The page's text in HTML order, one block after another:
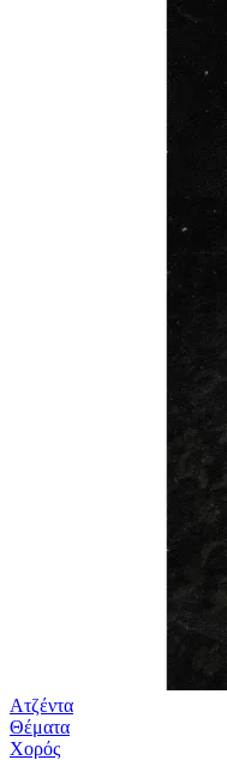
Ατζέντα
Θέματα
Χορός